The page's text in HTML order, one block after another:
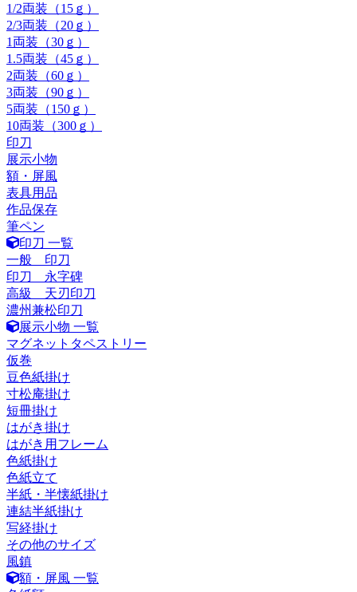
1/2両装（15ｇ）
2/3両装（20ｇ）
1両装（30ｇ）
1.5両装（45ｇ）
2両装（60ｇ）
3両装（90ｇ）
5両装（150ｇ）
10両装（300ｇ）
印刀
展示小物
額・屏風
表具用品
作品保存
筆ペン
印刀 一覧
一般 印刀
印刀 永字碑
高級 天刃印刀
濃州兼松印刀
展示小物 一覧
マグネットタペストリー
仮巻
豆色紙掛け
寸松庵掛け
短冊掛け
はがき掛け
はがき用フレーム
色紙掛け
色紙立て
半紙・半懐紙掛け
連結半紙掛け
写経掛け
その他のサイズ
風鎮
額・屏風 一覧